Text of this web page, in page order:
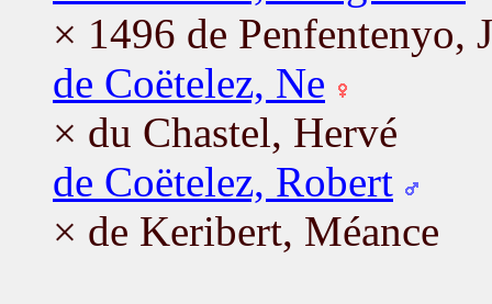
× 1496 de Penfentenyo,
de Coëtelez, Ne
× du Chastel, Hervé
de Coëtelez, Robert
× de Keribert, Méance